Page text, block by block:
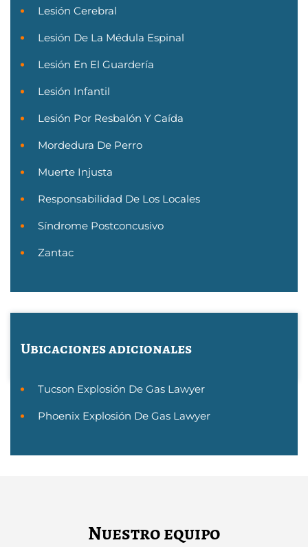
Lesión Cerebral
Lesión De La Médula Espinal
Lesión En El Guardería
Lesión Infantil
Lesión Por Resbalón Y Caída
Mordedura De Perro
Muerte Injusta
Responsabilidad De Los Locales
Síndrome Postconcusivo
Zantac
Ubicaciones adicionales
Tucson Explosión De Gas Lawyer
Phoenix Explosión De Gas Lawyer
Nuestro equipo